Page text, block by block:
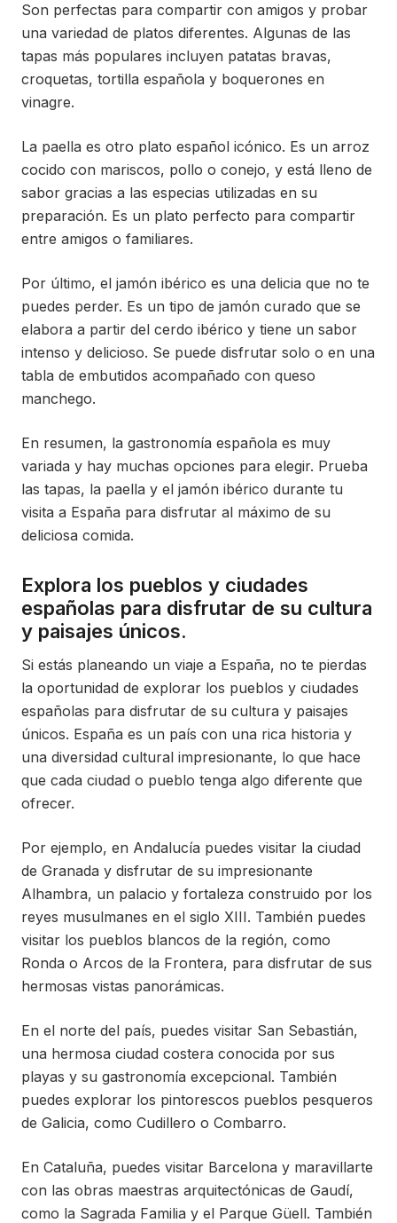
Son perfectas para compartir con amigos y probar
una variedad de platos diferentes. Algunas de las
tapas más populares incluyen patatas bravas,
croquetas, tortilla española y boquerones en
vinagre.
La paella es otro plato español icónico. Es un arroz
cocido con mariscos, pollo o conejo, y está lleno de
sabor gracias a las especias utilizadas en su
preparación. Es un plato perfecto para compartir
entre amigos o familiares.
Por último, el jamón ibérico es una delicia que no te
puedes perder. Es un tipo de jamón curado que se
elabora a partir del cerdo ibérico y tiene un sabor
intenso y delicioso. Se puede disfrutar solo o en una
tabla de embutidos acompañado con queso
manchego.
En resumen, la gastronomía española es muy
variada y hay muchas opciones para elegir. Prueba
las tapas, la paella y el jamón ibérico durante tu
visita a España para disfrutar al máximo de su
deliciosa comida.
Explora los pueblos y ciudades
españolas para disfrutar de su cultura
y paisajes únicos.
Si estás planeando un viaje a España, no te pierdas
la oportunidad de explorar los pueblos y ciudades
españolas para disfrutar de su cultura y paisajes
únicos. España es un país con una rica historia y
una diversidad cultural impresionante, lo que hace
que cada ciudad o pueblo tenga algo diferente que
ofrecer.
Por ejemplo, en Andalucía puedes visitar la ciudad
de Granada y disfrutar de su impresionante
Alhambra, un palacio y fortaleza construido por los
reyes musulmanes en el siglo XIII. También puedes
visitar los pueblos blancos de la región, como
Ronda o Arcos de la Frontera, para disfrutar de sus
hermosas vistas panorámicas.
En el norte del país, puedes visitar San Sebastián,
una hermosa ciudad costera conocida por sus
playas y su gastronomía excepcional. También
puedes explorar los pintorescos pueblos pesqueros
de Galicia, como Cudillero o Combarro.
En Cataluña, puedes visitar Barcelona y maravillarte
con las obras maestras arquitectónicas de Gaudí,
como la Sagrada Familia y el Parque Güell. También